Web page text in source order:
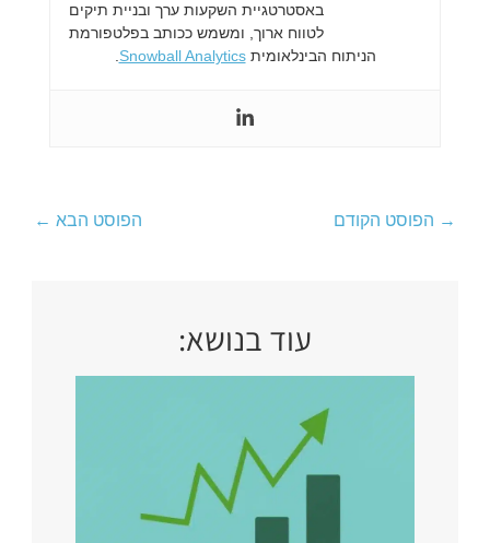
באסטרטגיית השקעות ערך ובניית תיקים
לטווח ארוך, ומשמש ככותב בפלטפורמת
הניתוח הבינלאומיתSnowball Analytics
.
→ הפוסט הקודם הפוסט הבא ←
עוד בנושא: